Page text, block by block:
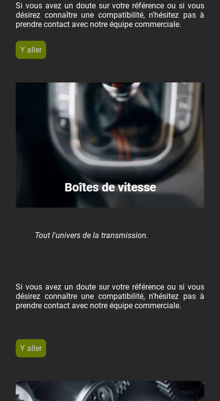
Si vous avez un doute sur votre référence ou si vous
désirez connaître une compatibilité, n'hésitez pas à
prendre contact avec notre équipe commerciale.
Y aller
Tout l'univers de la transmission.
Si vous avez un doute sur votre référence ou si vous
désirez connaître une compatibilité, n'hésitez pas à
prendre contact avec notre équipe commerciale.
Y aller